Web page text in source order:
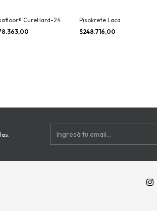
CureHard-24
Pisokrete Laca
$248.716,00